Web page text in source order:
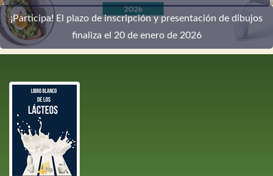
¡Participa! El plazo de inscripción y presentación de dibujos
finaliza el 20 de enero de 2026